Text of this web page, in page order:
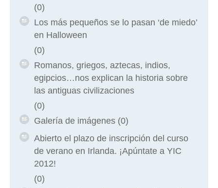
(0)
Los más pequeños se lo pasan ‘de miedo’
en Halloween
(0)
Romanos, griegos, aztecas, indios,
egipcios…nos explican la historia sobre
las antiguas civilizaciones
(0)
Galería de imágenes (0)
Abierto el plazo de inscripción del curso
de verano en Irlanda. ¡Apúntate a YIC
2012!
(0)